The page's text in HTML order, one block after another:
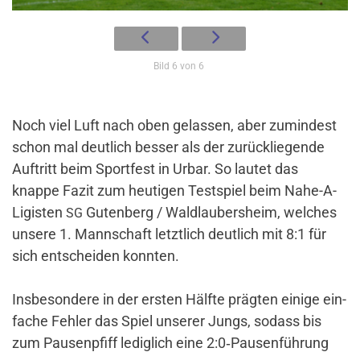
Bild 6 von 6
Noch viel Luft nach oben gelassen, aber zumin­dest
schon mal deut­lich besser als der zurück­lie­gende
Auf­tritt beim Sport­fest in Urbar. So lautet das
knappe Fazit zum heu­tigen Test­spiel beim Nahe-A-
Ligisten SG Guten­berg /​ Wald­lau­bers­heim, wel­ches
unsere 1. Mann­schaft letzt­lich deut­lich mit 8:1 für
sich ent­scheiden konnten.
Ins­be­son­dere in der ersten Hälfte prägten einige ein­
fache Fehler das Spiel unserer Jungs, sodass bis
zum Pau­sen­pfiff ledig­lich eine 2:0‑Pausenführung